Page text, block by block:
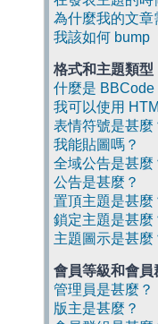
為什麼我的文章
我該如何 bump
格式和主題類型
什麼是 BBCode
我可以使用
表情符號是甚麼
我能貼圖嗎？
全域公告是甚麼
公告是甚麼？
置頂主題是甚麼
鎖定主題是甚麼
主題圖示是甚麼
會員等級和會員
管理員是甚麼？
版主是甚麼？